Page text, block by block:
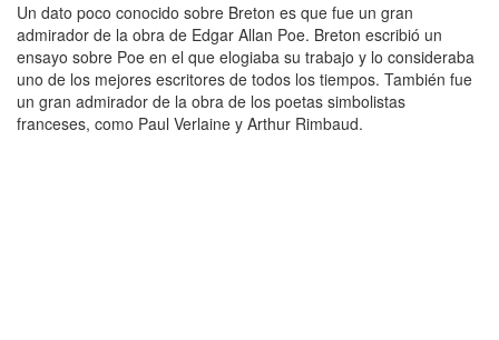
Un dato poco conocido sobre Breton es que fue un gran
admirador de la obra de Edgar Allan Poe. Breton escribió un
ensayo sobre Poe en el que elogiaba su trabajo y lo consideraba
uno de los mejores escritores de todos los tiempos. También fue
un gran admirador de la obra de los poetas simbolistas
franceses, como Paul Verlaine y Arthur Rimbaud.